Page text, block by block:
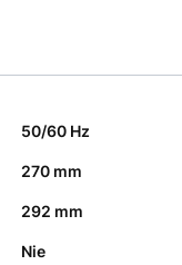
50/60 Hz
270 mm
292 mm
Nie